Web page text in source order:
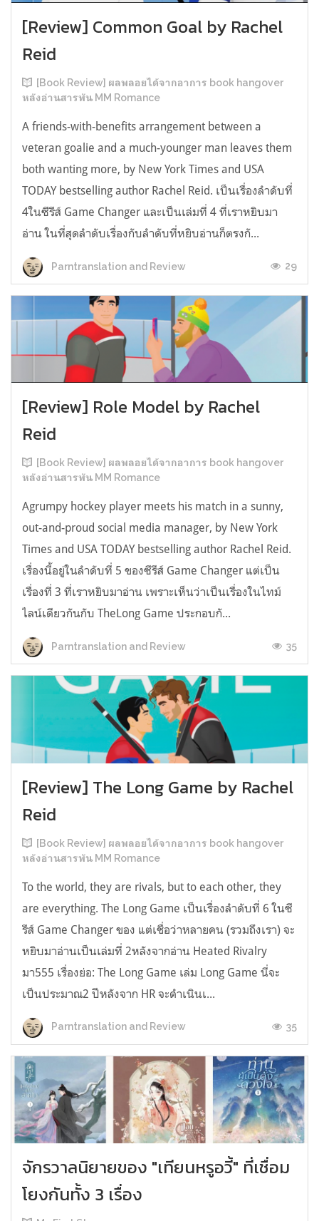
[Review] Common Goal by Rachel
Reid
[Book Review] ผลพลอยได้จากอาการ book hangover
หลังอ่านสารพัน MM Romance
A friends-with-benefits arrangement between a
veteran goalie and a much-younger man leaves them
both wanting more, by New York Times and USA
TODAY bestselling author Rachel Reid. เป็นเรื่องลำดับที่
4ในซีรีส์ Game Changer และเป็นเล่มที่ 4 ที่เราหยิบมา
อ่าน ในที่สุดลำดับเรื่องกับลำดับที่หยิบอ่านก็ตรงกั...
Parntranslation and Review 29
[Review] Role Model by Rachel
Reid
[Book Review] ผลพลอยได้จากอาการ book hangover
หลังอ่านสารพัน MM Romance
Agrumpy hockey player meets his match in a sunny,
out-and-proud social media manager, by New York
Times and USA TODAY bestselling author Rachel Reid.
เรื่องนี้อยู่ในลำดับที่ 5 ของซีรีส์ Game Changer แต่เป็น
เรื่องที่ 3 ที่เราหยิบมาอ่าน เพราะเห็นว่าเป็นเรื่องในไทม์
ไลน์เดียวกันกับ TheLong Game ประกอบกั...
Parntranslation and Review 35
[Review] The Long Game by Rachel
Reid
[Book Review] ผลพลอยได้จากอาการ book hangover
หลังอ่านสารพัน MM Romance
To the world, they are rivals, but to each other, they
are everything. The Long Game เป็นเรื่องลำดับที่ 6 ในซี
รีส์ Game Changer ของ แต่เชื่อว่าหลายคน (รวมถึงเรา) จะ
หยิบมาอ่านเป็นเล่มที่ 2หลังจากอ่าน Heated Rivalry
มา555 เรื่องย่อ: The Long Game เล่ม Long Game นี่จะ
เป็นประมาณ2 ปีหลังจาก HR จะดำเนินเ...
Parntranslation and Review 35
จักรวาลนิยายของ "เทียนหรูอวี้" ที่เชื่อม
โยงกันทั้ง 3 เรื่อง